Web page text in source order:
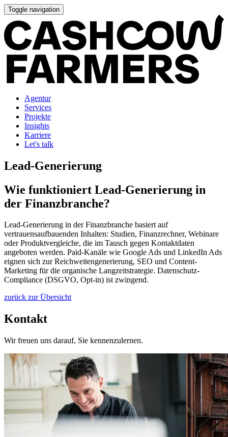
Toggle navigation
Agentur
Services
Projekte
Insights
Karriere
Let's talk
Lead-Generierung
Wie funktioniert Lead-Generierung in
der Finanzbranche?
Lead-Generierung in der Finanzbranche basiert auf
vertrauensaufbauenden Inhalten: Studien, Finanzrechner, Webinare
oder Produktvergleiche, die im Tausch gegen Kontaktdaten
angeboten werden. Paid-Kanäle wie Google Ads und LinkedIn Ads
eignen sich zur Reichweitengenerierung, SEO und Content-
Marketing für die organische Langzeitstrategie. Datenschutz-
Compliance (DSGVO, Opt-in) ist zwingend.
zurück zur Übersicht
Kontakt
Wir freuen uns darauf, Sie kennenzulernen.